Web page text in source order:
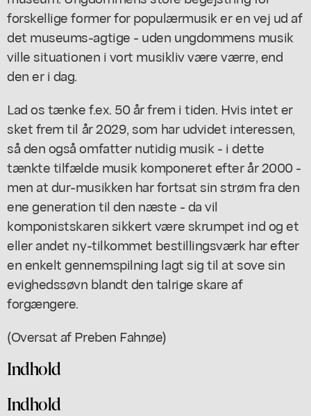
forskellige former for populærmusik er en vej ud af
det museums-agtige - uden ungdommens musik
ville situationen i vort musikliv være værre, end
den er i dag.
Lad os tænke f.ex. 50 år frem i tiden. Hvis intet er
sket frem til år 2029, som har udvidet interessen,
så den også omfatter nutidig musik - i dette
tænkte tilfælde musik komponeret efter år 2000 -
men at dur-musikken har fortsat sin strøm fra den
ene generation til den næste - da vil
komponistskaren sikkert være skrumpet ind og et
eller andet ny-tilkommet bestillingsværk har efter
en enkelt gennemspilning lagt sig til at sove sin
evighedssøvn blandt den talrige skare af
forgængere.
(Oversat af Preben Fahnøe)
Indhold
Indhold